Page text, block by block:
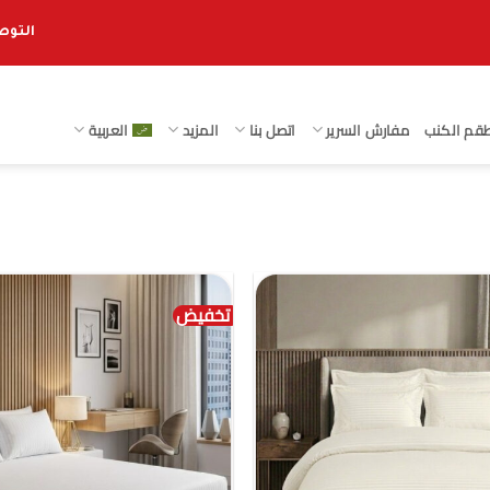
الكنب مفارش السرير اتصل بنا المزيد العربية
تخفيض